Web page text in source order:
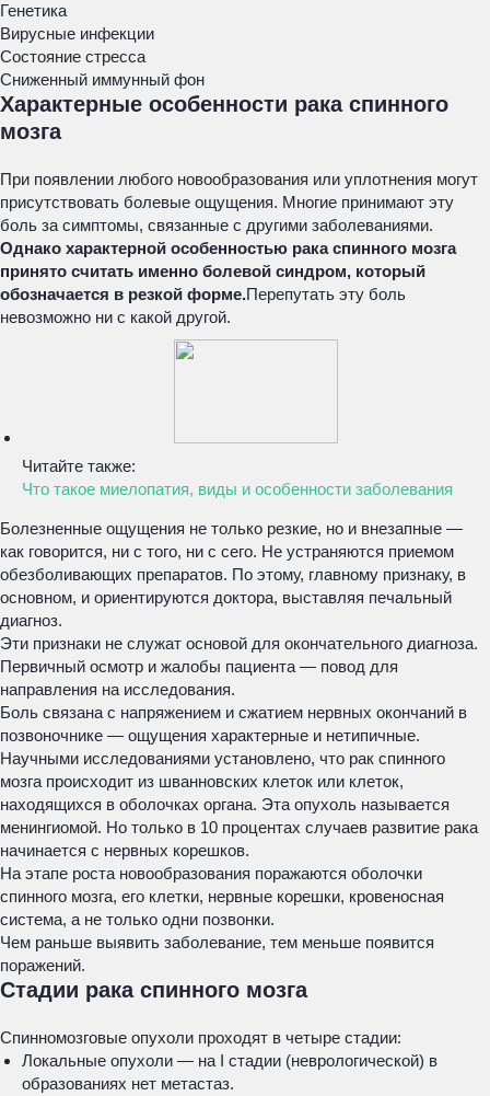
Генетика
Вирусные инфекции
Состояние стресса
Сниженный иммунный фон
Характерные особенности рака спинного
мозга
При появлении любого новообразования или уплотнения могут
присутствовать болевые ощущения. Многие принимают эту
боль за симптомы, связанные с другими заболеваниями.
Однако характерной особенностью рака спинного мозга
принято считать именно болевой синдром, который
обозначается в резкой форме.Перепутать эту боль
невозможно ни с какой другой.
Читайте также:
Что такое миелопатия, виды и особенности заболевания
Болезненные ощущения не только резкие, но и внезапные —
как говорится, ни с того, ни с сего. Не устраняются приемом
обезболивающих препаратов. По этому, главному признаку, в
основном, и ориентируются доктора, выставляя печальный
диагноз.
Эти признаки не служат основой для окончательного диагноза.
Первичный осмотр и жалобы пациента — повод для
направления на исследования.
Боль связана с напряжением и сжатием нервных окончаний в
позвоночнике — ощущения характерные и нетипичные.
Научными исследованиями установлено, что рак спинного
мозга происходит из шванновских клеток или клеток,
находящихся в оболочках органа. Эта опухоль называется
менингиомой. Но только в 10 процентах случаев развитие рака
начинается с нервных корешков.
На этапе роста новообразования поражаются оболочки
спинного мозга, его клетки, нервные корешки, кровеносная
система, а не только одни позвонки.
Чем раньше выявить заболевание, тем меньше появится
поражений.
Стадии рака спинного мозга
Спинномозговые опухоли проходят в четыре стадии:
Локальные опухоли — на I стадии (неврологической) в
образованиях нет метастаз.